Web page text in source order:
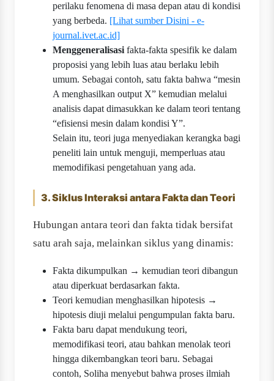
perilaku fenomena di masa depan atau di kondisi
yang berbeda. [Lihat sumber Disini - e-
journal.ivet.ac.id]
Menggeneralisasi fakta-fakta spesifik ke dalam
proposisi yang lebih luas atau berlaku lebih
umum. Sebagai contoh, satu fakta bahwa “mesin
A menghasilkan output X” kemudian melalui
analisis dapat dimasukkan ke dalam teori tentang
“efisiensi mesin dalam kondisi Y”.
Selain itu, teori juga menyediakan kerangka bagi
peneliti lain untuk menguji, memperluas atau
memodifikasi pengetahuan yang ada.
3. Siklus Interaksi antara Fakta dan Teori
Hubungan antara teori dan fakta tidak bersifat
satu arah saja, melainkan siklus yang dinamis:
Fakta dikumpulkan → kemudian teori dibangun
atau diperkuat berdasarkan fakta.
Teori kemudian menghasilkan hipotesis →
hipotesis diuji melalui pengumpulan fakta baru.
Fakta baru dapat mendukung teori,
memodifikasi teori, atau bahkan menolak teori
hingga dikembangkan teori baru. Sebagai
contoh, Soliha menyebut bahwa proses ilmiah